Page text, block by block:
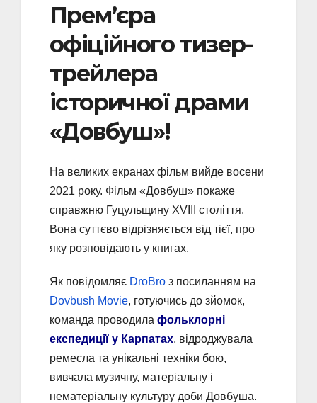
Прем’єра
офіційного тизер-
трейлера
історичної драми
«Довбуш»!
На великих екранах фільм вийде восени
2021 року. Фільм «Довбуш» покаже
справжню Гуцульщину XVIII століття.
Вона суттєво відрізняється від тієї, про
яку розповідають у книгах.
Як повідомляє DroBro з посиланням на
Dovbush Movie, готуючись до зйомок,
команда проводила фольклорні
експедиції у Карпатах, відроджувала
ремесла та унікальні техніки бою,
вивчала музичну, матеріальну і
нематеріальну культуру доби Довбуша.